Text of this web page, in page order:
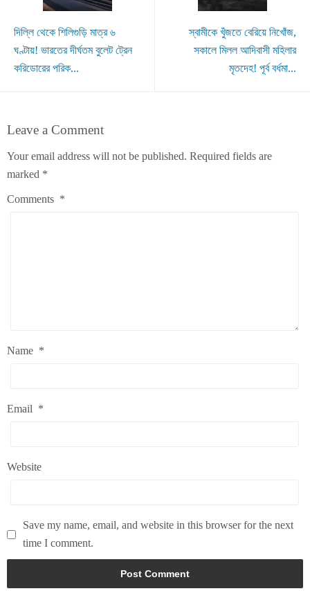
দিল্লি থেকে শিলিগুড়ি মাত্র ৬
ঘণ্টায়! ভারতের দীর্ঘতম বুলেট ট্রেন
করিডোরের পরিক...
স্বামীকে খুঁজতে বেরিয়ে নিখোঁজ,
সকালে মিলল আদিবাসী মহিলার
মৃতদেহ! পূর্ব বর্ধমা...
Leave a Comment
Your email address will not be published. Required fields are
marked *
Comments *
Name *
Email *
Website
Save my name, email, and website in this browser for the next
time I comment.